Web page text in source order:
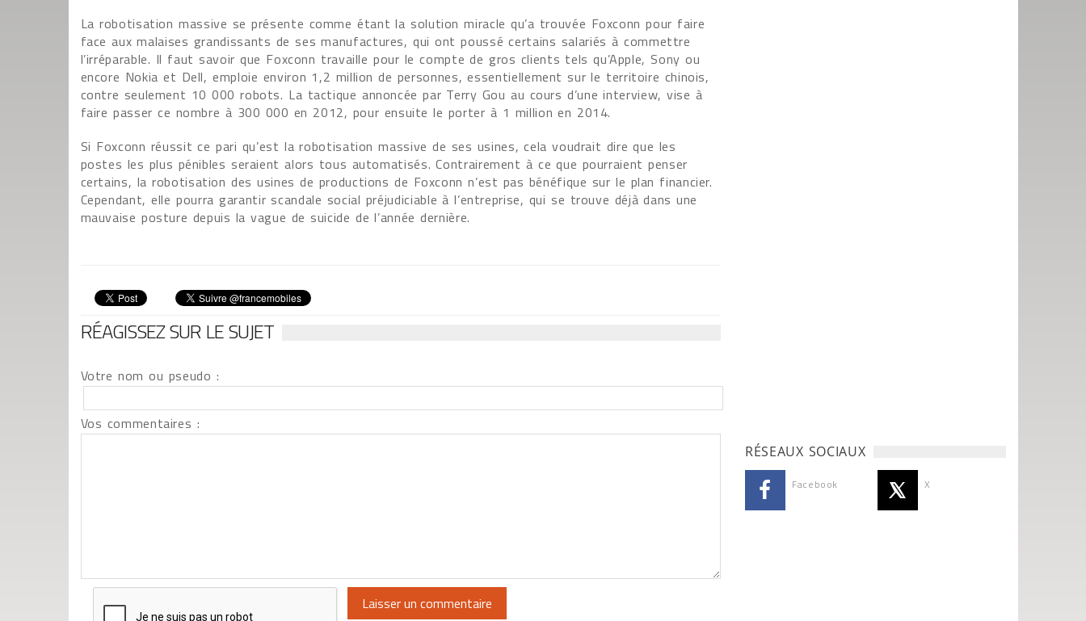
La robotisation massive se présente comme étant la solution miracle qu’a trouvée Foxconn pour faire
face aux malaises grandissants de ses manufactures, qui ont poussé certains salariés à commettre
l’irréparable. Il faut savoir que Foxconn travaille pour le compte de gros clients tels qu’Apple, Sony ou
encore Nokia et Dell, emploie environ 1,2 million de personnes, essentiellement sur le territoire chinois,
contre seulement 10 000 robots. La tactique annoncée par Terry Gou au cours d’une interview, vise à
faire passer ce nombre à 300 000 en 2012, pour ensuite le porter à 1 million en 2014.
Si Foxconn réussit ce pari qu’est la robotisation massive de ses usines, cela voudrait dire que les
postes les plus pénibles seraient alors tous automatisés. Contrairement à ce que pourraient penser
certains, la robotisation des usines de productions de Foxconn n’est pas bénéfique sur le plan financier.
Cependant, elle pourra garantir scandale social préjudiciable à l’entreprise, qui se trouve déjà dans une
mauvaise posture depuis la vague de suicide de l’année dernière.
RÉAGISSEZ SUR LE SUJET
Votre nom ou pseudo :
Vos commentaires :
RÉSEAUX SOCIAUX
Facebook X